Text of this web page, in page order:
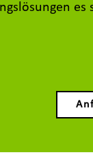
es